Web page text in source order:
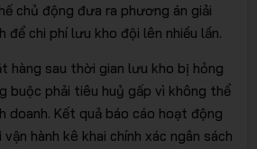
chủ động đưa ra phương án giải
để chi phí lưu kho đội lên nhiều lần.
hàng sau thời gian lưu kho bị hỏng
buộc phải tiêu huỷ gấp vì không thể
doanh. Kết quả báo cáo hoạt động
hành kê khai chính xác ngân sách